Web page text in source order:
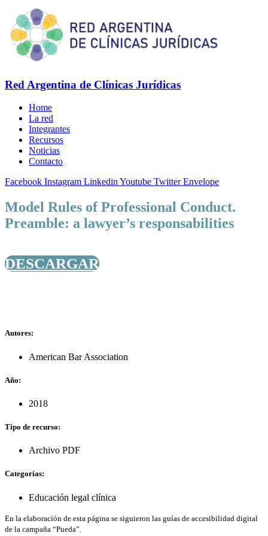
Red Argentina de Clínicas Jurídicas
Home
La red
Integrantes
Recursos
Noticias
Contacto
Facebook Instagram LinkedinYoutube Twitter Envelope
Model Rules of Professional Conduct.
Preamble: a lawyer’s responsabilities
DESCARGAR
Autores:
American Bar Association
Año:
2018
Tipo de recurso:
Archivo PDF
Categorías:
Educación legal clínica
En la elaboración de esta página se siguieron las guías de accesibilidad digital
de la campaña “Pueda”.